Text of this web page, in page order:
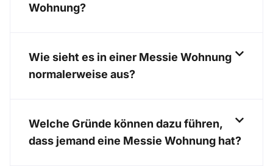
Wohnung?
Wie sieht es in einer Messie Wohnung
normalerweise aus?
Welche Gründe können dazu führen,
dass jemand eine Messie Wohnung hat?